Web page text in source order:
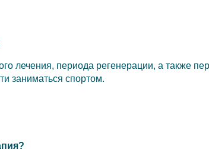
лечения, периода регенерации, а также
заниматься спортом.